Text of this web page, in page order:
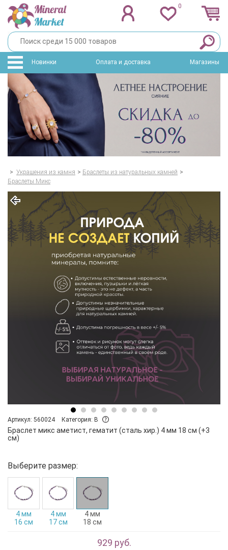
0
Новинки Оплата и доставка Магазины
> Украшения из камня > Браслеты из натуральных камней >
Браслеты Микс
Артикул: 560024 Категория: B
Браслет микс аметист, гематит (сталь хир.) 4 мм 18 см (+3
см)
Выберите размер:
4 мм
16 см
4 мм
17 см
4 мм
18 см
929 руб.